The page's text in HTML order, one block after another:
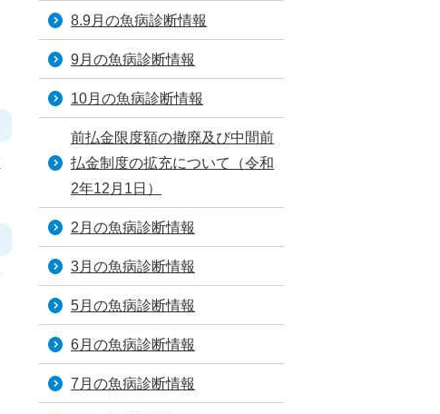
8.9月の魚病診断情報
9月の魚病診断情報
10月の魚病診断情報
前払金限度額の撤廃及び中間前
払金制度の拡充について（令和
2年12月1日）
2月の魚病診断情報
3月の魚病診断情報
5月の魚病診断情報
6月の魚病診断情報
7月の魚病診断情報